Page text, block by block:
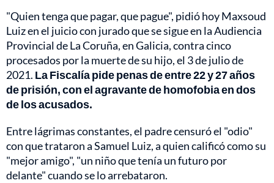
"Quien tenga que pagar, que pague", pidió hoy Maxsoud
Luiz en el juicio con jurado que se sigue en la Audiencia
Provincial de La Coruña, en Galicia, contra cinco
procesados por la muerte de su hijo, el 3 de julio de
2021. La Fiscalía pide penas de entre 22 y 27 años
de prisión, con el agravante de homofobia en dos
de los acusados.
Entre lágrimas constantes, el padre censuró el "odio"
con que trataron a Samuel Luiz, a quien calificó como su
"mejor amigo", "un niño que tenía un futuro por
delante" cuando se lo arrebataron.